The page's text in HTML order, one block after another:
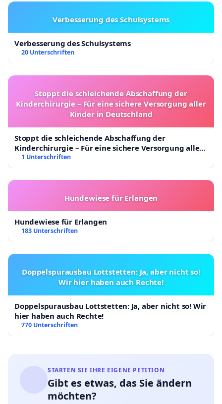
Verbesserung des Schulsystems
Verbesserung des Schulsystems
20 Unterschriften
Stoppt die schleichende Abschaffung der
Kinderchirurgie – Für eine sichere Versorgung aller
Kinder in Deutschland
Stoppt die schleichende Abschaffung der
Kinderchirurgie – Für eine sichere Versorgung aller
Kinder in Deutschland
1 Unterschriften
Hundewiese für Erlangen
Hundewiese für Erlangen
183 Unterschriften
Doppelspurausbau Lottstetten: Ja, aber nicht so!
Wir hier haben auch Rechte!
Doppelspurausbau Lottstetten: Ja, aber nicht so! Wir
hier haben auch Rechte!
770 Unterschriften
STARTEN SIE IHRE EIGENE PETITION
Gibt es etwas, das Sie ändern
möchten?